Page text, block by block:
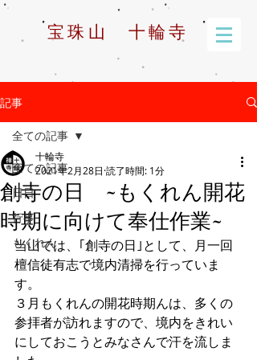
宝珠山 十輪寺
記事
全ての記事
日日
行事
もくれん
全ての記事
創寺の日 ~もくれん開花
時期に向けて奉仕作業~
十輪寺
2021年2月28日 読了時間: 1分
当山では、｢創寺の日｣として、月一回
檀信徒有志で境内清掃を行っていま
す。
３月もくれんの開花時期んは、多くの
参拝者が訪れますので、境内をきれい
にしておこうとみなさんで汗を流しま